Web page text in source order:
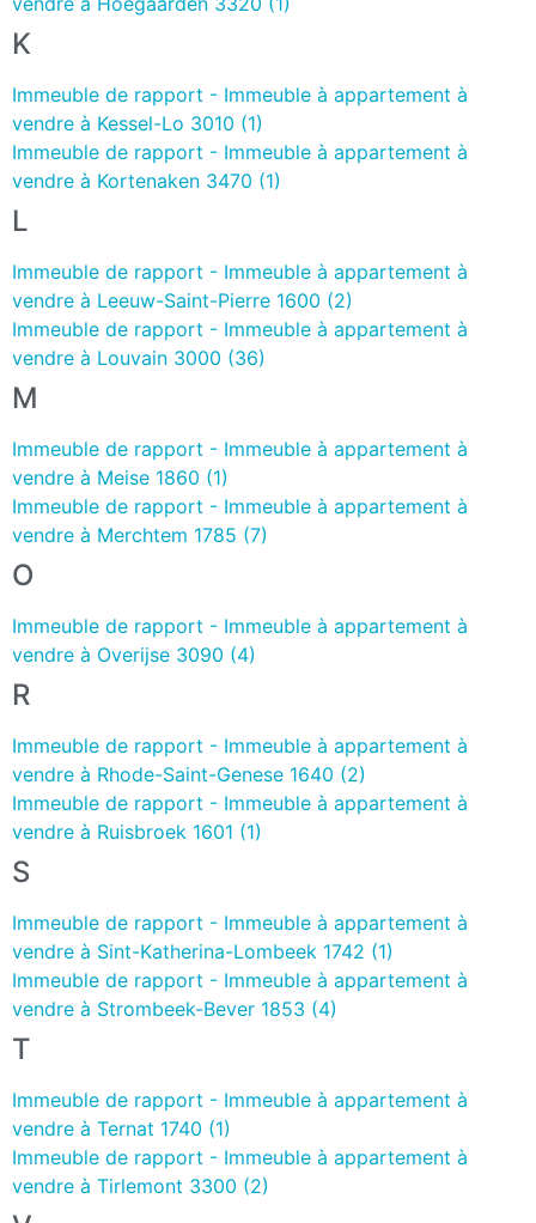
K
Immeuble de rapport - Immeuble à appartement à
vendre à Kessel-Lo 3010 (1)
Immeuble de rapport - Immeuble à appartement à
vendre à Kortenaken 3470 (1)
L
Immeuble de rapport - Immeuble à appartement à
vendre à Leeuw-Saint-Pierre 1600 (2)
Immeuble de rapport - Immeuble à appartement à
vendre à Louvain 3000 (36)
M
Immeuble de rapport - Immeuble à appartement à
vendre à Meise 1860 (1)
Immeuble de rapport - Immeuble à appartement à
vendre à Merchtem 1785 (7)
O
Immeuble de rapport - Immeuble à appartement à
vendre à Overijse 3090 (4)
R
Immeuble de rapport - Immeuble à appartement à
vendre à Rhode-Saint-Genese 1640 (2)
Immeuble de rapport - Immeuble à appartement à
vendre à Ruisbroek 1601 (1)
S
Immeuble de rapport - Immeuble à appartement à
vendre à Sint-Katherina-Lombeek 1742 (1)
Immeuble de rapport - Immeuble à appartement à
vendre à Strombeek-Bever 1853 (4)
T
Immeuble de rapport - Immeuble à appartement à
vendre à Ternat 1740 (1)
Immeuble de rapport - Immeuble à appartement à
vendre à Tirlemont 3300 (2)